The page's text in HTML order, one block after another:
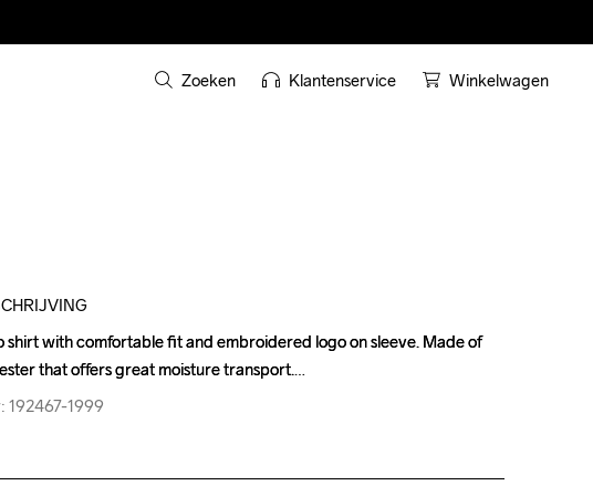
Zoeken Klantenservice Winkelwagen
shirt with comfortable fit and embroidered logo on sleeve. Made of
that offers great moisture transport.
192467-1999
shirt with comfortable fit and embroidered logo on sleeve. Made of
that offers great moisture transport.
192467-1999